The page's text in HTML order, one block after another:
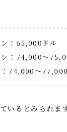
：65,000ドル
ン：74,000〜
：74,000〜
いるとみられます